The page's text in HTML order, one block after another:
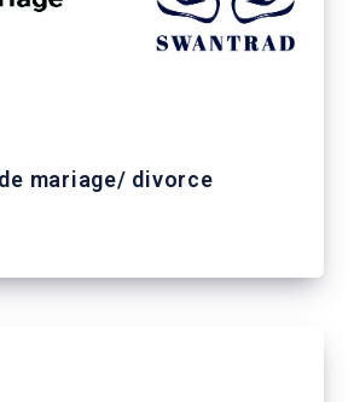
mariage/ divorce